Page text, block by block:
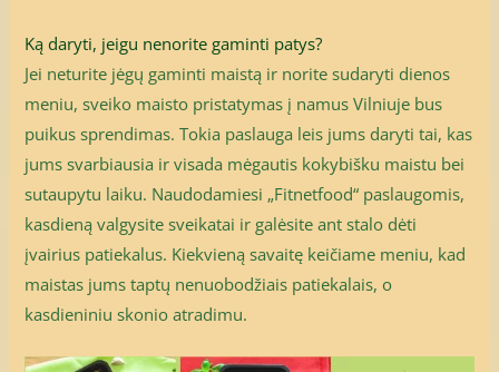
Ką daryti, jeigu nenorite gaminti patys?
Jei neturite jėgų gaminti maistą ir norite sudaryti dienos
meniu, sveiko maisto pristatymas į namus Vilniuje bus
puikus sprendimas. Tokia paslauga leis jums daryti tai, kas
jums svarbiausia ir visada mėgautis kokybišku maistu bei
sutaupytu laiku. Naudodamiesi „Fitnetfood“ paslaugomis,
kasdieną valgysite sveikatai ir galėsite ant stalo dėti
įvairius patiekalus. Kiekvieną savaitę keičiame meniu, kad
maistas jums taptų nenuobodžiais patiekalais, o
kasdieniniu skonio atradimu.